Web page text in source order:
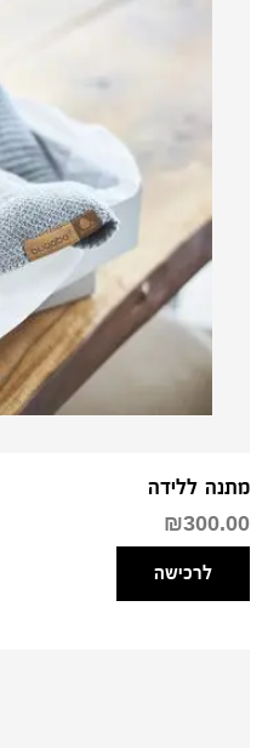
מתנה ללידה
₪300.00
לרכישה